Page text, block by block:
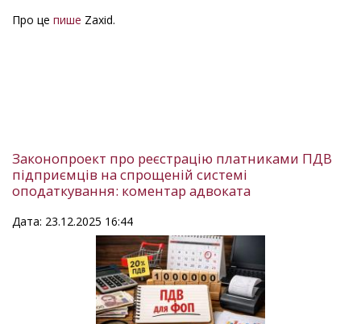
Про це пише Zaxid.
Законопроект про реєстрацію платниками ПДВ
підприємців на спрощеній системі
оподаткування: коментар адвоката
Дата: 23.12.2025 16:44